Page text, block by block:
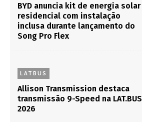
BYD anuncia kit de energia solar
residencial com instalação
inclusa durante lançamento do
Song Pro Flex
LATBUS
Allison Transmission destaca
transmissão 9-Speed na LAT.BUS
2026